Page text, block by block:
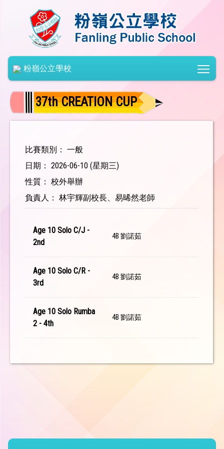
粉嶺公立學校
37th CREATION CUP
比賽類別： 一般
日期： 2026-06-10 (星期三)
性質： 校外舉辦
負責人： 林宇輝副校長、易晞然老師
Age 10 Solo C/J -
2nd
4B 劉諾茹
Age 10 Solo C/R -
3rd
4B 劉諾茹
Age 10 Solo Rumba
2 - 4th
4B 劉諾茹